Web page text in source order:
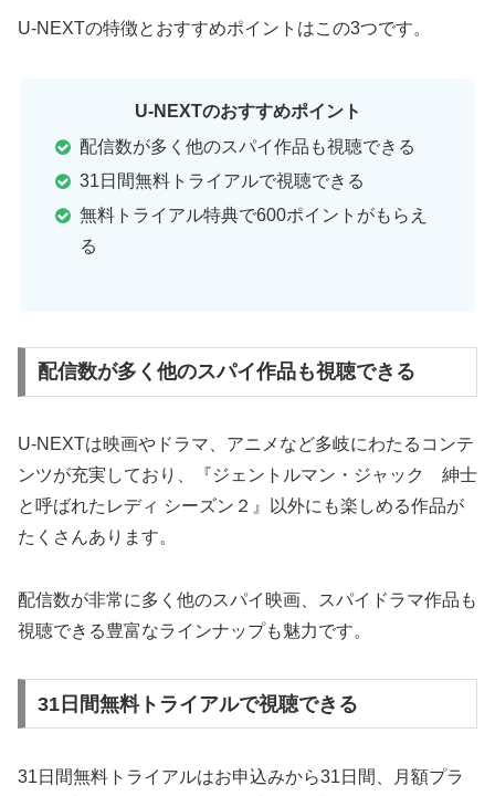
U-NEXTの特徴とおすすめポイントはこの3つです。
U-NEXTのおすすめポイント
配信数が多く他のスパイ作品も視聴できる
31日間無料トライアルで視聴できる
無料トライアル特典で600ポイントがもらえ
る
配信数が多く他のスパイ作品も視聴できる
U-NEXTは映画やドラマ、アニメなど多岐にわたるコンテ
ンツが充実しており、『ジェントルマン・ジャック 紳士
と呼ばれたレディ シーズン２』以外にも楽しめる作品が
たくさんあります。
配信数が非常に多く他のスパイ映画、スパイドラマ作品も
視聴できる豊富なラインナップも魅力です。
31日間無料トライアルで視聴できる
31日間無料トライアルはお申込みから31日間、月額プラ